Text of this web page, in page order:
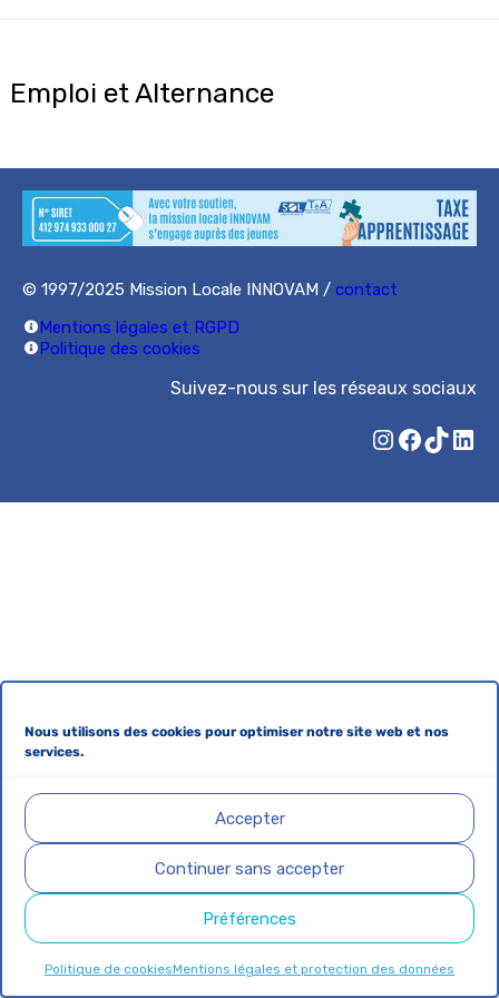
Nous utilisons des cookies pour optimiser notre site web et nos
services.
Accepter
Continuer sans accepter
Préférences
Politique de cookiesMentions légales et protection des données
content
Emploi et Alternance
© 1997/2025 Mission Locale INNOVAM / contact
Mentions légales et RGPD
Politique des cookies
Suivez-nous sur les réseaux sociaux
Instagram Facebook TikTok LinkedIn